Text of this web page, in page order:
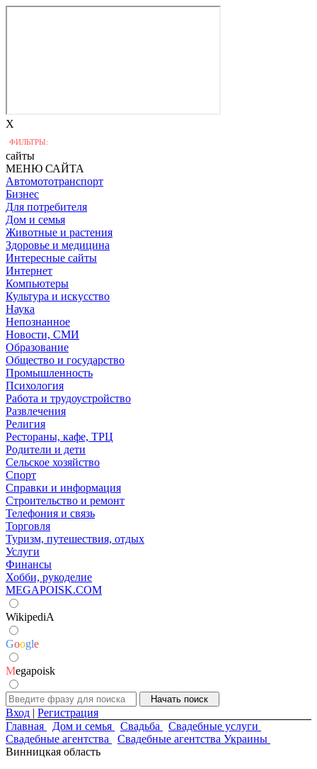
X
ФИЛЬТРЫ:
сайты
МЕНЮ САЙТА
Автомототранспорт
Бизнес
Для потребителя
Дом и семья
Животные и растения
Здоровье и медицина
Интересные сайты
Интернет
Компьютеры
Культура и искусство
Наука
Непознанное
Новости, СМИ
Образование
Общество и государство
Промышленность
Психология
Работа и трудоустройство
Развлечения
Религия
Рестораны, кафе, ТРЦ
Родители и дети
Сельское хозяйство
Спорт
Справки и информация
Строительство и ремонт
Телефония и связь
Торговля
Туризм, путешествия, отдых
Услуги
Финансы
Хобби, рукоделие
MEGAPOISK.COM
WikipediA
Google
Megapoisk
Вход | Регистрация
Главная
Дом и семья Свадьба
Свадебные услуги
Свадебные агентства
Свадебные агентства Украины
Винницкая область